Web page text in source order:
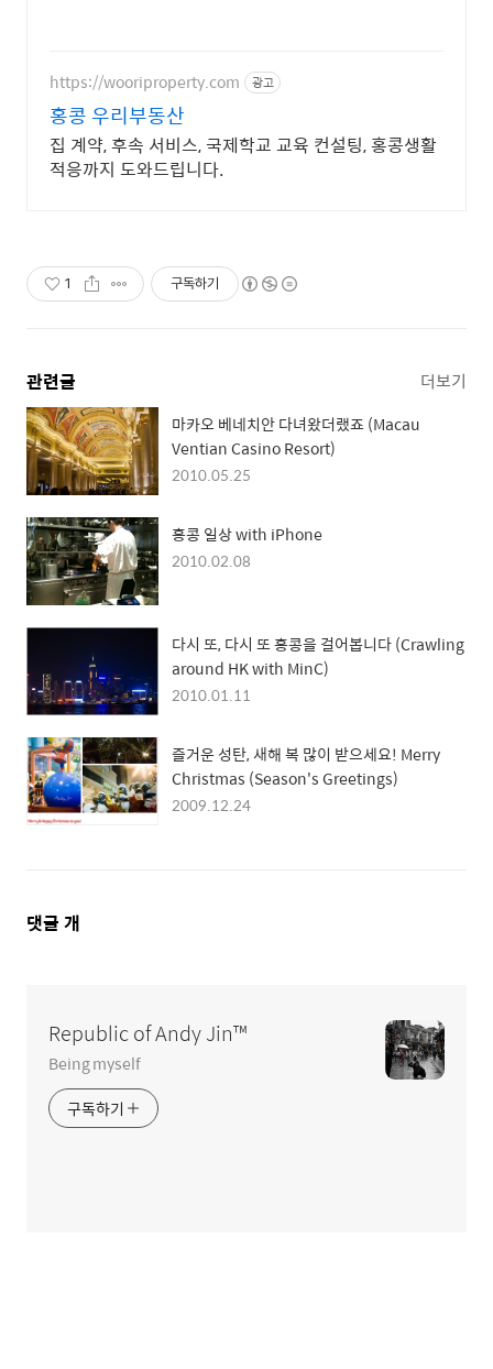
https://wooriproperty.com 광고
홍콩 우리부동산
집 계약, 후속 서비스, 국제학교 교육 컨설팅, 홍콩생활
적응까지 도와드립니다.
1 구독하기
관련글 더보기
마카오 베네치안 다녀왔더랬죠 (Macau
Ventian Casino Resort)
2010.05.25
홍콩 일상 with iPhone
2010.02.08
다시 또, 다시 또 홍콩을 걸어봅니다 (Crawling
around HK with MinC)
2010.01.11
즐거운 성탄, 새해 복 많이 받으세요! Merry
Christmas (Season's Greetings)
2009.12.24
댓
댓글 개
Republic of Andy Jin™
Being myself
구독하기